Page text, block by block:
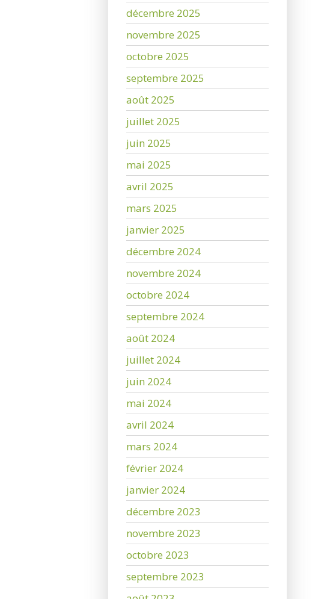
décembre 2025
novembre 2025
octobre 2025
septembre 2025
août 2025
juillet 2025
juin 2025
mai 2025
avril 2025
mars 2025
janvier 2025
décembre 2024
novembre 2024
octobre 2024
septembre 2024
août 2024
juillet 2024
juin 2024
mai 2024
avril 2024
mars 2024
février 2024
janvier 2024
décembre 2023
novembre 2023
octobre 2023
septembre 2023